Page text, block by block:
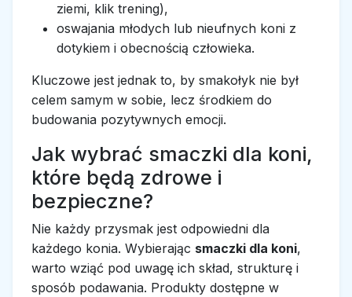
ziemi, klik trening),
oswajania młodych lub nieufnych koni z
dotykiem i obecnością człowieka.
Kluczowe jest jednak to, by smakołyk nie był
celem samym w sobie, lecz środkiem do
budowania pozytywnych emocji.
Jak wybrać smaczki dla koni,
które będą zdrowe i
bezpieczne?
Nie każdy przysmak jest odpowiedni dla
każdego konia. Wybierając smaczki dla koni,
warto wziąć pod uwagę ich skład, strukturę i
sposób podawania. Produkty dostępne w